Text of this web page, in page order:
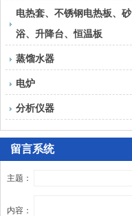
电热套、不锈钢电热板、砂
浴、升降台、恒温板
蒸馏水器
电炉
分析仪器
留言系统
主题：
内容：